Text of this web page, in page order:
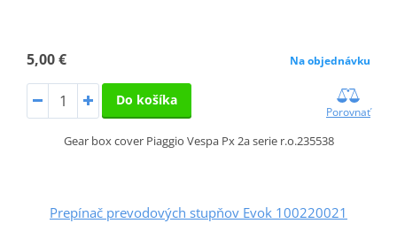
5,00 € Na objednávku
Do košíka
Porovnať
Gear box cover Piaggio Vespa Px 2a serie r.o.235538
Prepínač prevodových stupňov Evok 100220021